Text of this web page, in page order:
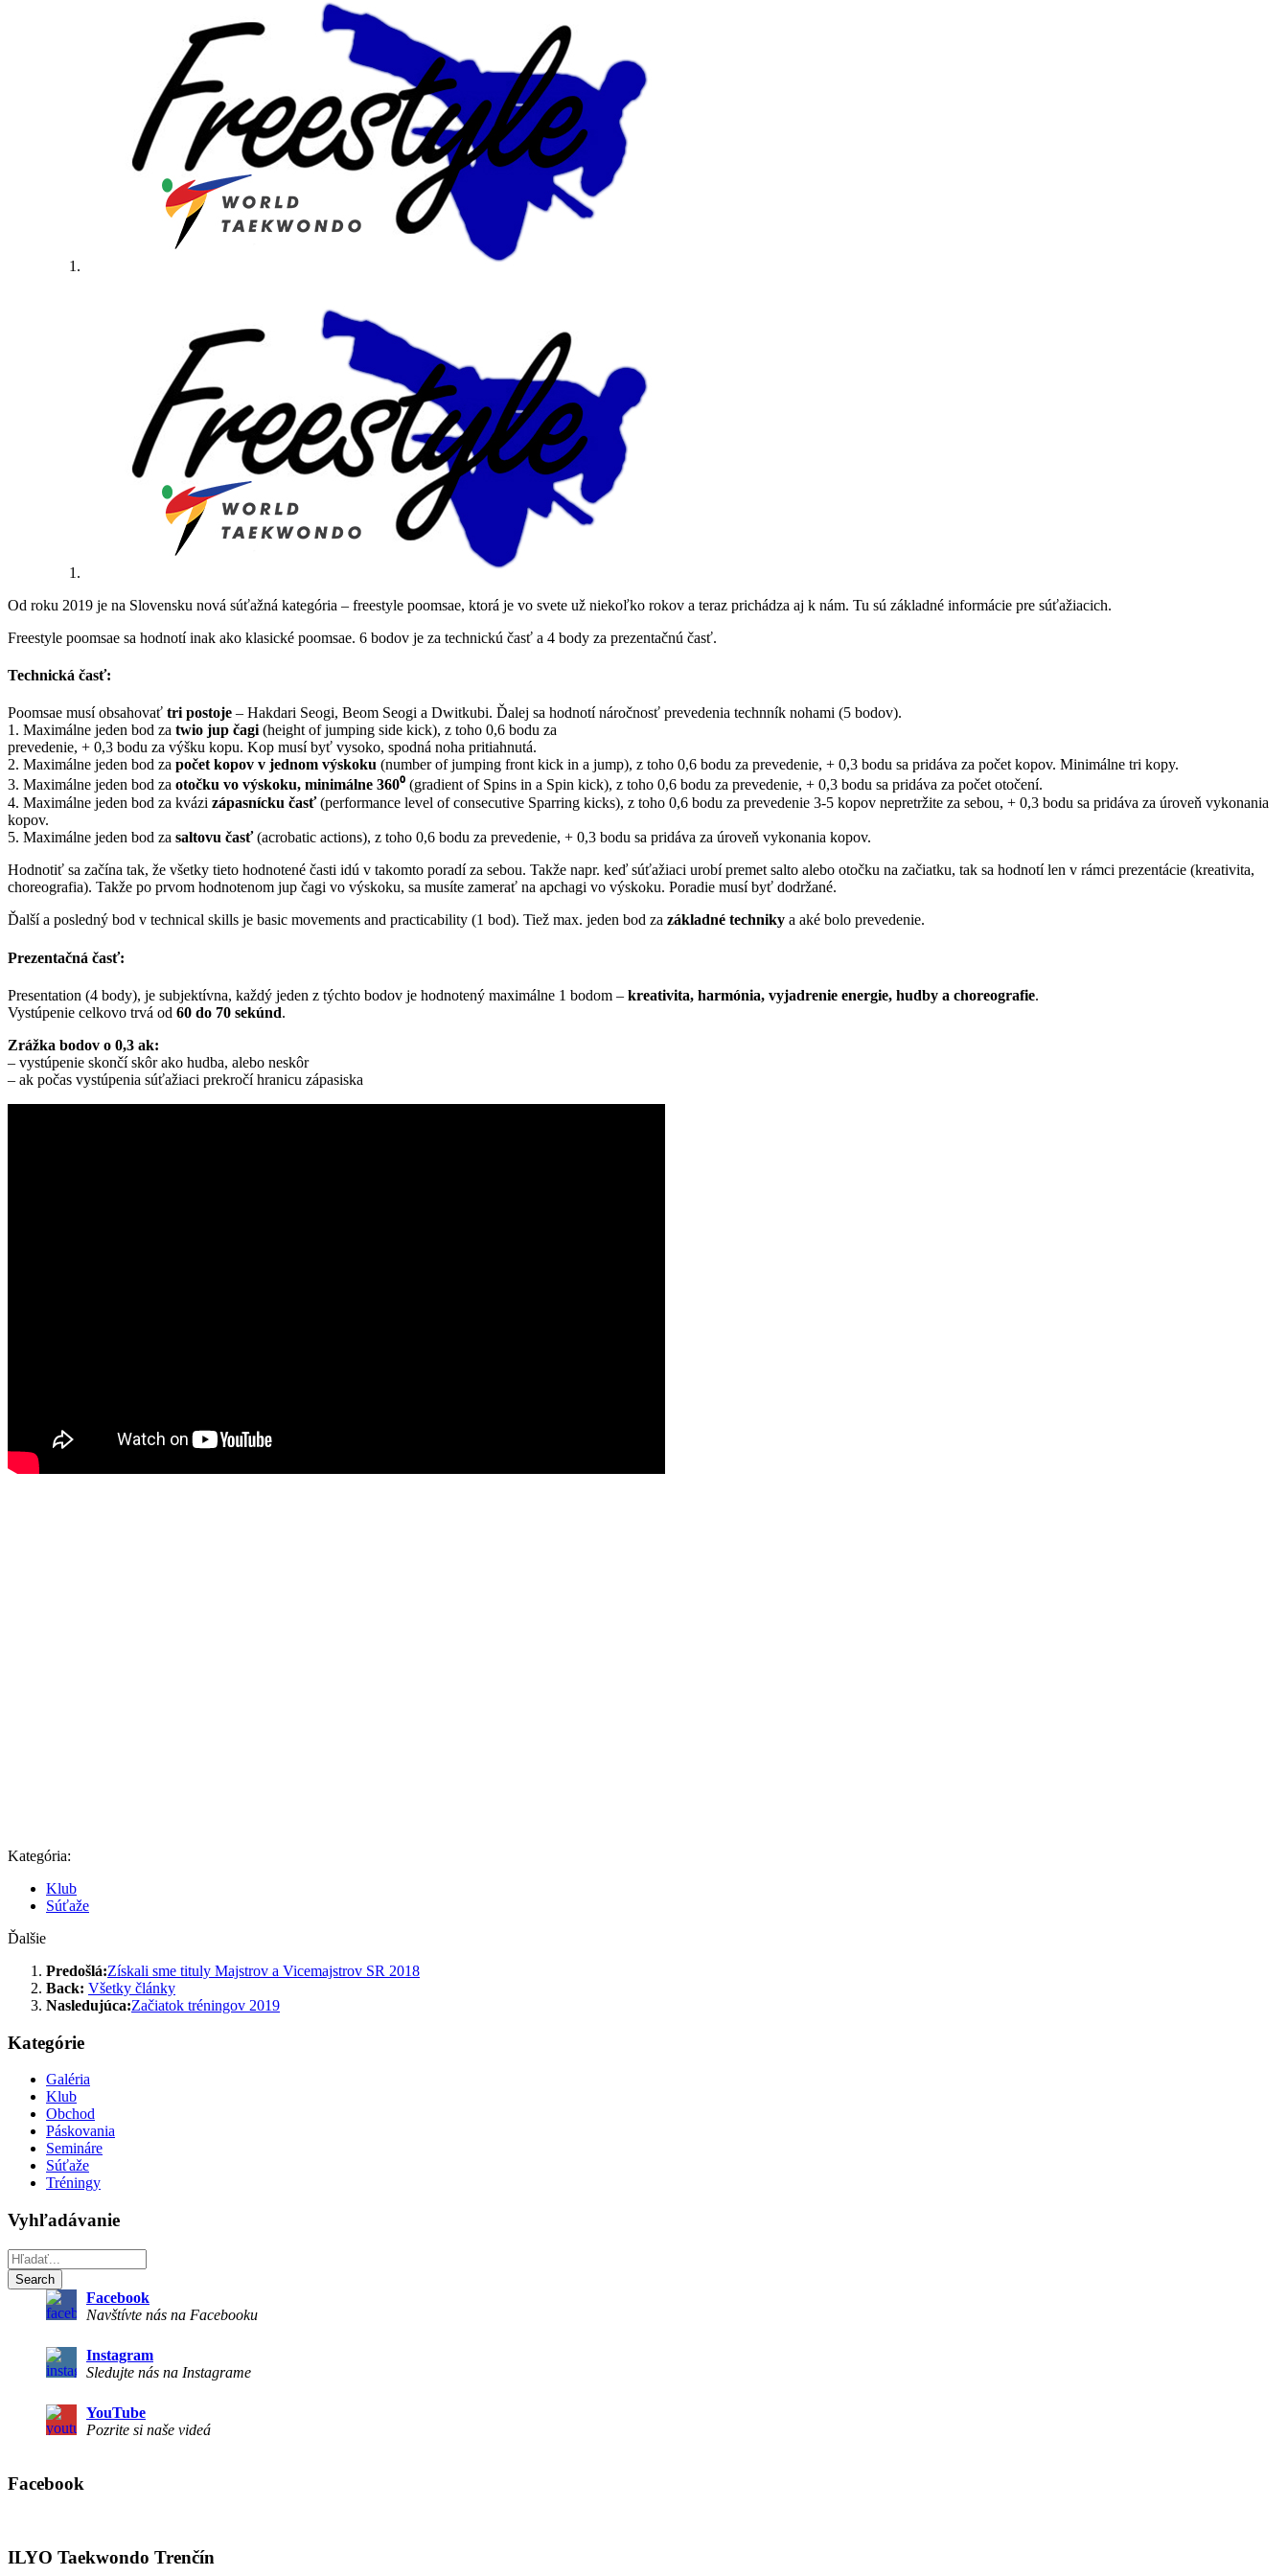
Od roku 2019 je na Slovensku nová súťažná kategória – freestyle poomsae, ktorá je vo svete už niekoľko rokov a teraz prichádza aj k nám. Tu sú základné informácie pre súťažiacich.
Freestyle poomsae sa hodnotí inak ako klasické poomsae. 6 bodov je za technickú časť a 4 body za prezentačnú časť.
Technická časť:
Poomsae musí obsahovať tri postoje – Hakdari Seogi, Beom Seogi a Dwitkubi. Ďalej sa hodnotí náročnosť prevedenia technník nohami (5 bodov).
1. Maximálne jeden bod za twio jup čagi (height of jumping side kick), z toho 0,6 bodu za
prevedenie, + 0,3 bodu za výšku kopu. Kop musí byť vysoko, spodná noha pritiahnutá.
2. Maximálne jeden bod za počet kopov v jednom výskoku (number of jumping front kick in a jump), z toho 0,6 bodu za prevedenie, + 0,3 bodu sa pridáva za počet kopov. Minimálne tri kopy.
3. Maximálne jeden bod za otočku vo výskoku, minimálne 360⁰ (gradient of Spins in a Spin kick), z toho 0,6 bodu za prevedenie, + 0,3 bodu sa pridáva za počet otočení.
4. Maximálne jeden bod za kvázi zápasnícku časť(performance level of consecutive Sparring kicks), z toho 0,6 bodu za prevedenie 3-5 kopov nepretržite za sebou, + 0,3 bodu sa pridáva za úroveň vykonania
kopov.
5. Maximálne jeden bod za saltovu časť(acrobatic actions), z toho 0,6 bodu za prevedenie, + 0,3 bodu sa pridáva za úroveň vykonania kopov.
Hodnotiť sa začína tak, že všetky tieto hodnotené časti idú v takomto poradí za sebou. Takže napr. keď súťažiaci urobí premet salto alebo otočku na začiatku, tak sa hodnotí len v rámci prezentácie (kreativita,
choreografia). Takže po prvom hodnotenom jup čagi vo výskoku, sa musíte zamerať na apchagi vo výskoku. Poradie musí byť dodržané.
Ďalší a posledný bod v technical skills je basic movements and practicability (1 bod). Tiež max. jeden bod za základné techniky a aké bolo prevedenie.
Prezentačná časť:
Presentation (4 body), je subjektívna, každý jeden z týchto bodov je hodnotený maximálne 1 bodom – kreativita, harmónia, vyjadrenie energie, hudby a choreografie.
Vystúpenie celkovo trvá od 60 do 70 sekúnd.
Zrážka bodov o 0,3 ak:
– vystúpenie skončí skôr ako hudba, alebo neskôr
– ak počas vystúpenia súťažiaci prekročí hranicu zápasiska
Kategória:
Klub
Súťaže
Ďalšie
Predošlá:Získali sme tituly Majstrov a Vicemajstrov SR 2018
Back: Všetky články
Nasledujúca:Začiatok tréningov 2019
Kategórie
Galéria
Klub
Obchod
Páskovania
Semináre
Súťaže
Tréningy
Vyhľadávanie
Facebook
Navštívte nás na Facebooku
Instagram
Sledujte nás na Instagrame
YouTube
Pozrite si naše videá
Facebook
ILYO Taekwondo Trenčín